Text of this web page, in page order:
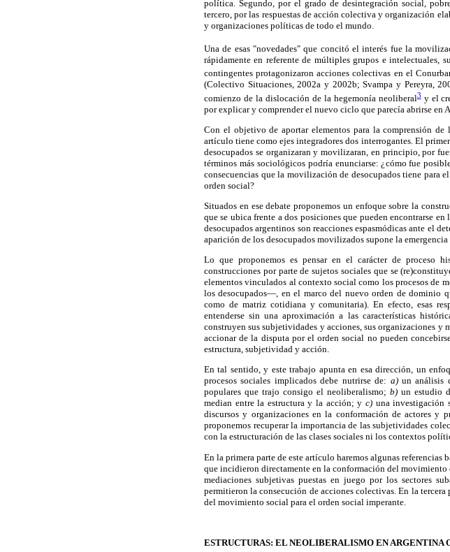
política. Segundo, por el grado de desintegración social,
tercero, por las respuestas de acción colectiva y organización
y organizaciones políticas de todo el mundo.
Una de esas "novedades" que concitó el interés fue la
rápidamente en referente de múltiples grupos e intelectuales,
contingentes protagonizaron acciones colectivas en el
(Colectivo Situaciones, 2002a y 2002b; Svampa y Pereyra,
comienzo de la dislocación de la hegemonía neoliberal3y el
por explicar y comprender el nuevo ciclo que parecía abrirse en
Con el objetivo de aportar elementos para la comprensión
artículo tiene como ejes integradores dos interrogantes. El
desocupados se organizaran y movilizaran, en principio, por
términos más sociológicos podría enunciarse: ¿cómo fue
consecuencias que la movilización de desocupados tiene para
orden social?
Situados en ese debate proponemos un enfoque sobre la
que se ubica frente a dos posiciones que pueden encontrarse
desocupados argentinos son reacciones espasmódicas ante el
aparición de los desocupados movilizados supone la
Lo que proponemos es pensar en el carácter de proceso
construcciones por parte de sujetos sociales que se
elementos vinculados al contexto social como los procesos de
los desocupados—, en el marco del nuevo orden de dominio
como de matriz cotidiana y comunitaria). En efecto, esas
entenderse sin una aproximación a las características
construyen sus subjetividades y acciones, sus organizaciones
accionar de la disputa por el orden social no pueden
estructura, subjetividad y acción.
En tal sentido, y este trabajo apunta en esa dirección, un
procesos sociales implicados debe nutrirse de: a) un análisis
populares que trajo consigo el neoliberalismo; b) un estudio
median entre la estructura y la acción; y c) una investigación
discursos y organizaciones en la conformación de actores y
proponemos recuperar la importancia de las subjetividades
con la estructuración de las clases sociales ni los contextos
En la primera parte de este artículo haremos algunas referencias
que incidieron directamente en la conformación del movimiento
mediaciones subjetivas puestas en juego por los sectores
permitieron la consecución de acciones colectivas. En la
del movimiento social para el orden social imperante.
ESTRUCTURAS: EL NEOLIBERALISMO EN ARGENTINA